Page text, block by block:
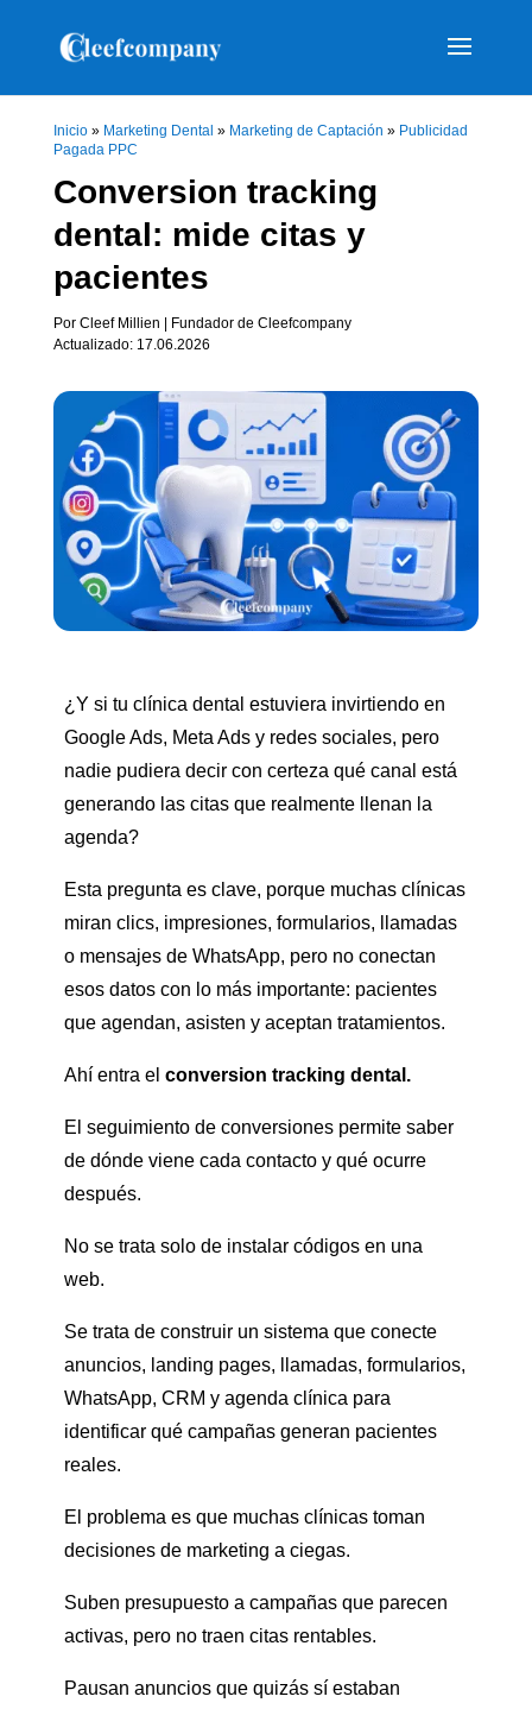
Inicio» Marketing Dental » Marketing de Captación » Publicidad
Pagada PPC
Conversion tracking
dental: mide citas y
pacientes
Por Cleef Millien | Fundador de Cleefcompany
Actualizado: 17.06.2026
¿Y si tu clínica dental estuviera invirtiendo en
Google Ads, Meta Ads y redes sociales, pero
nadie pudiera decir con certeza qué canal está
generando las citas que realmente llenan la
agenda?
Esta pregunta es clave, porque muchas clínicas
miran clics, impresiones, formularios, llamadas
o mensajes de WhatsApp, pero no conectan
esos datos con lo más importante: pacientes
que agendan, asisten y aceptan tratamientos.
Ahí entra el conversion tracking dental.
El seguimiento de conversiones permite saber
de dónde viene cada contacto y qué ocurre
después.
No se trata solo de instalar códigos en una
web.
Se trata de construir un sistema que conecte
anuncios, landing pages, llamadas, formularios,
WhatsApp, CRM y agenda clínica para
identificar qué campañas generan pacientes
reales.
El problema es que muchas clínicas toman
decisiones de marketing a ciegas.
Suben presupuesto a campañas que parecen
activas, pero no traen citas rentables.
Pausan anuncios que quizás sí estaban